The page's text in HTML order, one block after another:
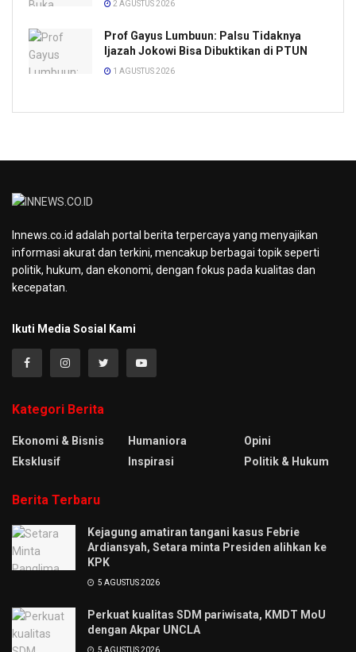
2 AGUSTUS 2026
Prof Gayus Lumbuun: Palsu Tidaknya
Ijazah Jokowi Bisa Dibuktikan di PTUN
1 AGUSTUS 2026
Innews.co.id adalah portal berita terpercaya yang menyajikan
informasi akurat dan terkini, mencakup berbagai topik seperti
politik, hukum, dan ekonomi, dengan fokus pada kualitas dan
kecepatan.
Ikuti Media Sosial Kami
Kategori Berita
Ekonomi & Bisnis
Eksklusif
Humaniora
Inspirasi
Opini
Politik & Hukum
Berita Terbaru
Kejagung amatiran tangani kasus Febrie
Ardiansyah, Setara minta Presiden alihkan ke
KPK
5 AGUSTUS 2026
Perkuat kualitas SDM pariwisata, KMDT MoU
dengan Akpar UNCLA
5 AGUSTUS 2026